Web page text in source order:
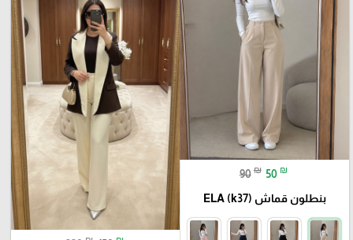
90 ₪ 50 ₪
بنطلون قماش ELA (k37)